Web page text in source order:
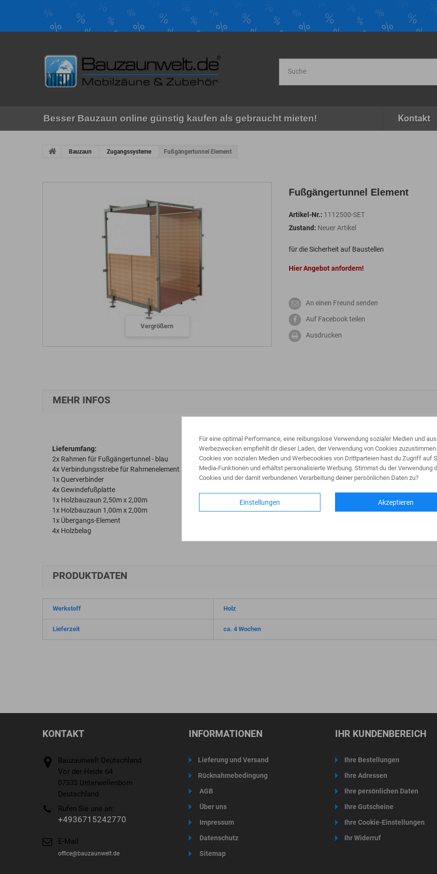
Besser Bauzaun online günstig kaufen als gebraucht mieten! Kontakt
Bauzaun Zugangssysteme Fußgängertunnel Element
Vergrößern
Fußgängertunnel Element
Artikel-Nr.: 1112500-SET
Zustand: Neuer Artikel
für die Sicherheit auf Baustellen
Hier Angebot anfordern!
An einen Freund senden
Auf Facebook teilen
Ausdrucken
MEHR INFOS
Lieferumfang:
2x Rahmen für Fußgängertunnel - blau
4x Verbindungsstrebe für Rahmenelement
1x Querverbinder
4x Gewindefußplatte
1x Holzbauzaun 2,50m x 2,00m
1x Holzbauzaun 1,00m x 2,00m
1x Übergangs-Element
4x Holzbelag
PRODUKTDATEN
Werkstoff Holz
Lieferzeit ca. 4 Wochen
KONTAKT
Bauzaunwelt Deutschland
Vor der Heide 64
07333 Unterwellenborn
Deutschland
Rufen Sie uns an:
+4936715242770
E-Mail
office@bauzaunwelt.de
INFORMATIONEN
Lieferung und Versand
Rücknahmebedingung
AGB
Über uns
Impressum
Datenschutz
Sitemap
IHR KUNDENBEREICH
Ihre Bestellungen
Ihre Adressen
Ihre persönlichen Daten
Ihre Gutscheine
Ihre Cookie-Einstellungen
Ihr Widerruf
Für eine optimal Performance, eine reibungslose Verwendung sozialer Medien und aus
Werbezwecken empfiehlt dir dieser Laden, der Verwendung von Cookies
Cookies von sozialen Medien und Werbecookies von Drittparteien hast du Zugriff auf
Media-Funktionen und erhältst personalisierte Werbung. Stimmst du der Verwendung
Cookies und der damit verbundenen Verarbeitung deiner persönlichen Daten zu?
Akzeptieren
Einstellungen